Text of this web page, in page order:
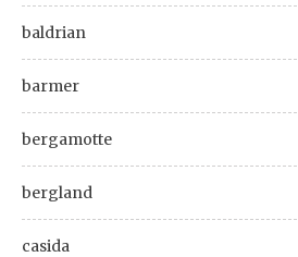
baldrian
barmer
bergamotte
bergland
casida